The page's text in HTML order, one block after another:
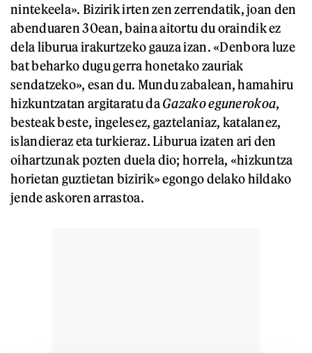
nintekeela». Bizirik irten zen zerrendatik, joan den
abenduaren 30ean, baina aitortu du oraindik ez
dela liburua irakurtzeko gauza izan. «Denbora luze
bat beharko dugu gerra honetako zauriak
sendatzeko», esan du. Mundu zabalean, hamahiru
hizkuntzatan argitaratu daGazako egunerokoa,
besteak beste, ingelesez, gaztelaniaz, katalanez,
islandieraz eta turkieraz. Liburua izaten ari den
oihartzunak pozten duela dio; horrela, «hizkuntza
horietan guztietan bizirik» egongo delako hildako
jende askoren arrastoa.